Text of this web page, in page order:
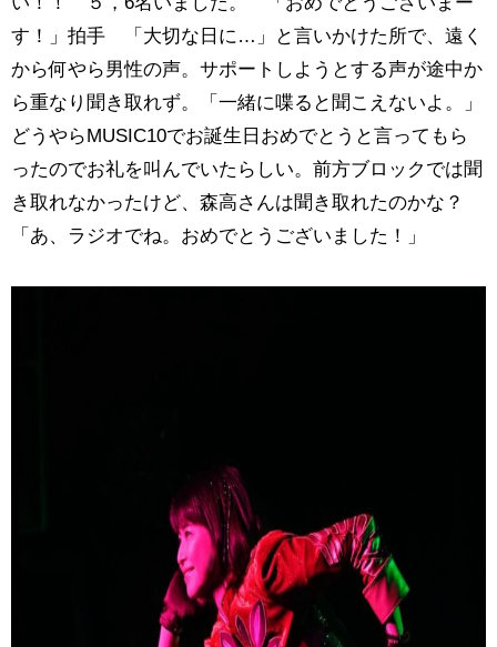
す！」拍手 「大切な日に…」と言いかけた所で、遠く
から何やら男性の声。サポートしようとする声が途中か
ら重なり聞き取れず。「一緒に喋ると聞こえないよ。」
どうやらMUSIC10でお誕生日おめでとうと言ってもら
ったのでお礼を叫んでいたらしい。前方ブロックでは聞
き取れなかったけど、森高さんは聞き取れたのかな？
「あ、ラジオでね。おめでとうございました！」